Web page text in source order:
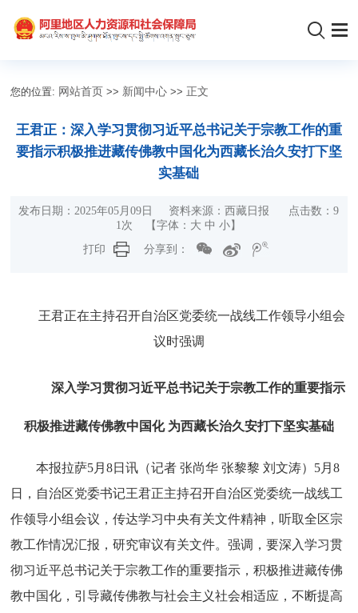
您的位置: 网站首页 >> 新闻中心 >> 正文
王君正：深入学习贯彻习近平总书记关于宗教工作的重
要指示积极推进藏传佛教中国化为西藏长治久安打下坚
实基础
发布日期：2025年05月09日 资料来源：西藏日报 点击数：9
1 次 【字体： 大 中 小 】
打印
分享到：
王君正在主持召开自治区党委统一战线工作领导小组会
议时强调
深入学习贯彻习近平总书记关于宗教工作的重要指示
积极推进藏传佛教中国化 为西藏长治久安打下坚实基础
本报拉萨5月8日讯（记者 张尚华 张黎黎 刘文涛）5月8
日，自治区党委书记王君正主持召开自治区党委统一战线工
作领导小组会议，传达学习中央有关文件精神，听取全区宗
教工作情况汇报，研究审议有关文件。强调，要深入学习贯
彻习近平总书记关于宗教工作的重要指示，积极推进藏传佛
教中国化，引导藏传佛教与社会主义社会相适应，不断提高